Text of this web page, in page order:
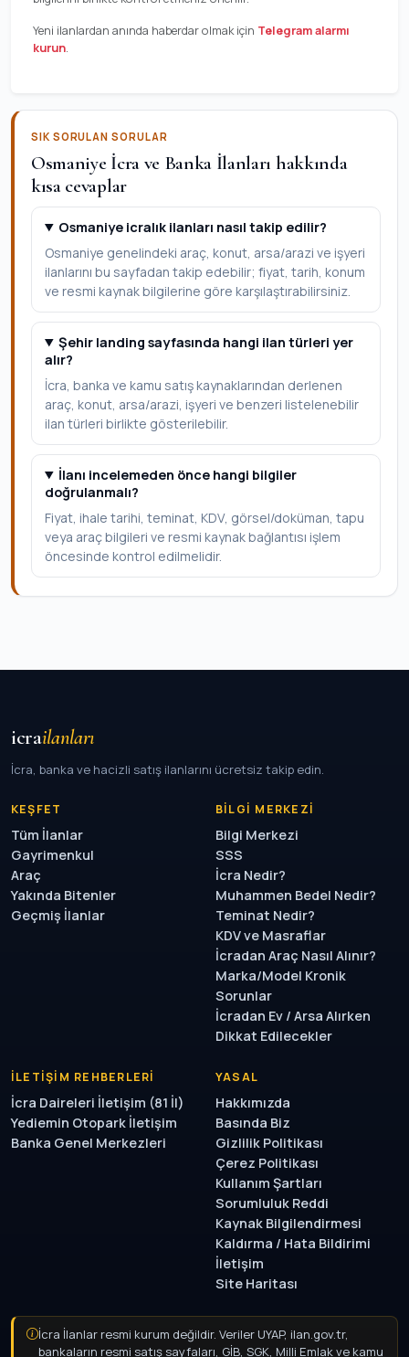
Yeni ilanlardan anında haberdar olmak için Telegram alarmı
kurun.
SIK SORULAN SORULAR
Osmaniye İcra ve Banka İlanları hakkında
kısa cevaplar
Osmaniye icralık ilanları nasıl takip edilir?
Osmaniye genelindeki araç, konut, arsa/arazi ve işyeri
ilanlarını bu sayfadan takip edebilir; fiyat, tarih, konum
ve resmi kaynak bilgilerine göre karşılaştırabilirsiniz.
Şehir landing sayfasında hangi ilan türleri yer
alır?
İcra, banka ve kamu satış kaynaklarından derlenen
araç, konut, arsa/arazi, işyeri ve benzeri listelenebilir
ilan türleri birlikte gösterilebilir.
İlanı incelemeden önce hangi bilgiler
doğrulanmalı?
Fiyat, ihale tarihi, teminat, KDV, görsel/doküman, tapu
veya araç bilgileri ve resmi kaynak bağlantısı işlem
öncesinde kontrol edilmelidir.
icrailanları
İcra, banka ve hacizli satış ilanlarını ücretsiz takip edin.
KEŞFET
Tüm İlanlar
Gayrimenkul
Araç
Yakında Bitenler
Geçmiş İlanlar
BILGI MERKEZI
Bilgi Merkezi
SSS
İcra Nedir?
Muhammen Bedel Nedir?
Teminat Nedir?
KDV ve Masraflar
İcradan Araç Nasıl Alınır?
Marka/Model Kronik
Sorunlar
İcradan Ev / Arsa Alırken
Dikkat Edilecekler
İLETIŞIM REHBERLERI
İcra Daireleri İletişim (81 İl)
Yediemin Otopark İletişim
Banka Genel Merkezleri
YASAL
Hakkımızda
Basında Biz
Gizlilik Politikası
Çerez Politikası
Kullanım Şartları
Sorumluluk Reddi
Kaynak Bilgilendirmesi
Kaldırma / Hata Bildirimi
İletişim
Site Haritası
İcra İlanlar resmi kurum değildir. Veriler UYAP, ilan.gov.tr,
bankaların resmi satış sayfaları, GİB, SGK, Milli Emlak ve kamu